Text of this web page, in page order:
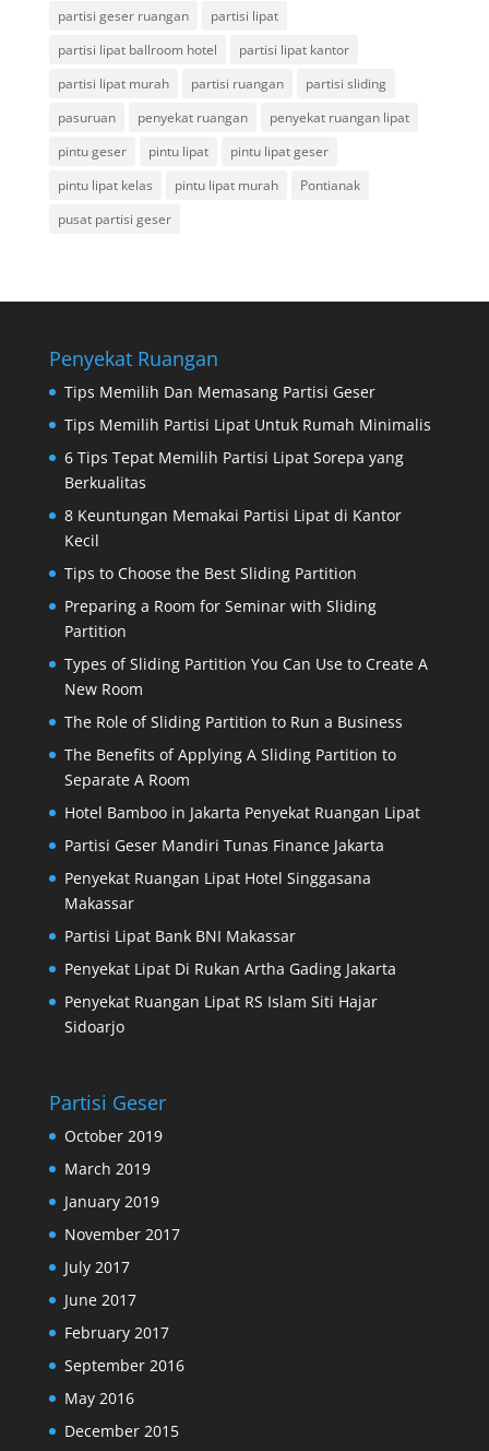
partisi geser ruangan
partisi lipat
partisi lipat ballroom hotel
partisi lipat kantor
partisi lipat murah
partisi ruangan
partisi sliding
pasuruan
penyekat ruangan
penyekat ruangan lipat
pintu geser
pintu lipat
pintu lipat geser
pintu lipat kelas
pintu lipat murah
Pontianak
pusat partisi geser
Penyekat Ruangan
Tips Memilih Dan Memasang Partisi Geser
Tips Memilih Partisi Lipat Untuk Rumah Minimalis
6 Tips Tepat Memilih Partisi Lipat Sorepa yang
Berkualitas
8 Keuntungan Memakai Partisi Lipat di Kantor
Kecil
Tips to Choose the Best Sliding Partition
Preparing a Room for Seminar with Sliding
Partition
Types of Sliding Partition You Can Use to Create A
New Room
The Role of Sliding Partition to Run a Business
The Benefits of Applying A Sliding Partition to
Separate A Room
Hotel Bamboo in Jakarta Penyekat Ruangan Lipat
Partisi Geser Mandiri Tunas Finance Jakarta
Penyekat Ruangan Lipat Hotel Singgasana
Makassar
Partisi Lipat Bank BNI Makassar
Penyekat Lipat Di Rukan Artha Gading Jakarta
Penyekat Ruangan Lipat RS Islam Siti Hajar
Sidoarjo
Partisi Geser
October 2019
March 2019
January 2019
November 2017
July 2017
June 2017
February 2017
September 2016
May 2016
December 2015